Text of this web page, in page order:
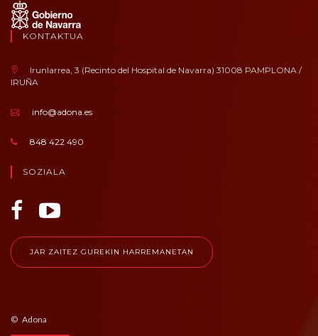
KONTAKTUA
Irunlarrea, 3 (Recinto del Hospital de Navarra) 31008 PAMPLONA /
IRUÑA
info@adona.es
848 422 490
SOZIALA
JAR ZAITEZ GUREKIN HARREMANETAN
© Adona